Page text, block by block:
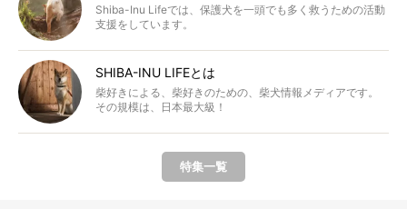
Shiba-Inu Lifeでは、保護犬を一頭でも多く救うための活動
支援をしています。
SHIBA-INU LIFEとは
柴好きによる、柴好きのための、柴犬情報メディアです。
その規模は、日本最大級！
特集一覧